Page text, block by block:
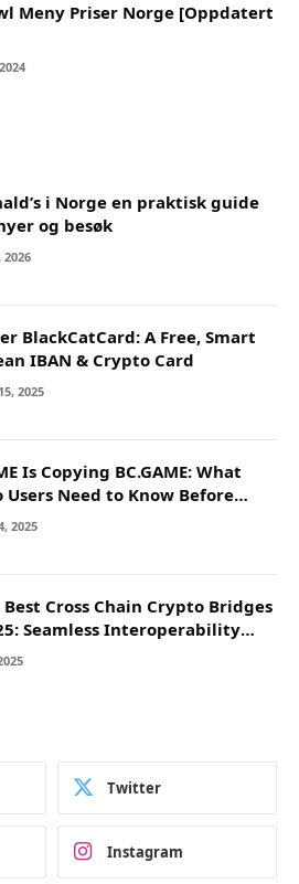
Meny Priser Norge [Oppdatert
i Norge en praktisk guide
og besøk
2026
BlackCatCard: A Free, Smart
IBAN & Crypto Card
2025
Is Copying BC.GAME: What
Users Need to Know Before
2025
Best Cross Chain Crypto Bridges
Seamless Interoperability
Blockchain Networks
Twitter
Instagram